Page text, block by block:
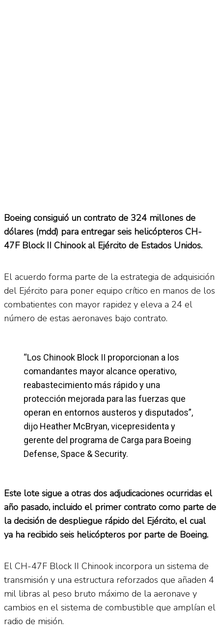
Boeing consiguió un contrato de 324 millones de
dólares (mdd) para entregar seis helicópteros CH-
47F Block II Chinook al Ejército de Estados Unidos.
El acuerdo forma parte de la estrategia de adquisición
del Ejército para poner equipo crítico en manos de los
combatientes con mayor rapidez y eleva a 24 el
número de estas aeronaves bajo contrato.
“Los Chinook Block II proporcionan a los
comandantes mayor alcance operativo,
reabastecimiento más rápido y una
protección mejorada para las fuerzas que
operan en entornos austeros y disputados”,
dijo Heather McBryan, vicepresidenta y
gerente del programa de Carga para Boeing
Defense, Space & Security.
Este lote sigue a otras dos adjudicaciones ocurridas el
año pasado, incluido el primer contrato como parte de
la decisión de despliegue rápido del Ejército, el cual
ya ha recibido seis helicópteros por parte de Boeing.
El CH-47F Block II Chinook incorpora un sistema de
transmisión y una estructura reforzados que añaden 4
mil libras al peso bruto máximo de la aeronave y
cambios en el sistema de combustible que amplían el
radio de misión.